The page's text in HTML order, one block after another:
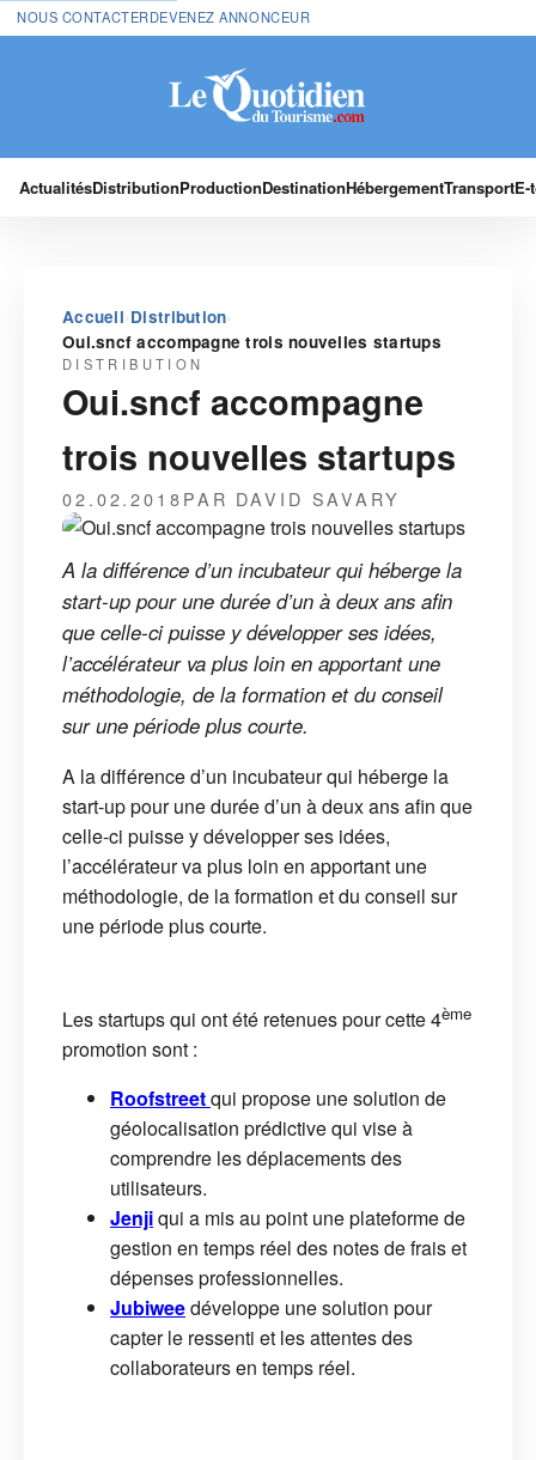
NOUS CONTACTERDEVENEZ ANNONCEUR
ActualitésDistributionProductionDestinationHébergementTransport
Accueil›Distribution›
Oui.sncf accompagne trois nouvelles startups
DISTRIBUTION
Oui.sncf accompagne
trois nouvelles startups
02.02.2018PAR DAVID SAVARY
A la différence d’un incubateur qui héberge la
start-up pour une durée d’un à deux ans afin
que celle-ci puisse y développer ses idées,
l’accélérateur va plus loin en apportant une
méthodologie, de la formation et du conseil
sur une période plus courte.
A la différence d’un incubateur qui héberge la
start-up pour une durée d’un à deux ans afin que
celle-ci puisse y développer ses idées,
l’accélérateur va plus loin en apportant une
méthodologie, de la formation et du conseil sur
une période plus courte.
Les startups qui ont été retenues pour cette 4ème
promotion sont :
Roofstreetqui propose une solution de
géolocalisation prédictive qui vise à
comprendre les déplacements des
utilisateurs.
Jenjiqui a mis au point une plateforme de
gestion en temps réel des notes de frais et
dépenses professionnelles.
Jubiweedéveloppe une solution pour
capter le ressenti et les attentes des
collaborateurs en temps réel.